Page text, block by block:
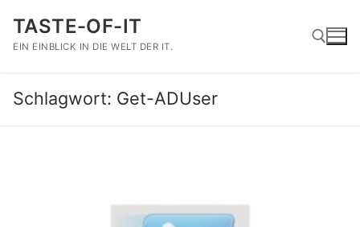
Inhalt
springen
TASTE-OF-IT
EIN EINBLICK IN DIE WELT DER IT.
Suchen nach:
Schlagwort: Get-ADUser